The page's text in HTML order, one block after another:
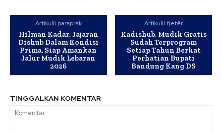
Artikulli paraprak
Hilman Kadar, Jajaran
Dishub Dalam Kondisi
Prima, Siap Amankan
Jalur Mudik Lebaran
2026
Artikulli tjetër
Kadishub, Mudik Gratis
Sudah Terprogram
Setiap Tahun Berkat
Perhatian Bupati
Bandung Kang DS
TINGGALKAN KOMENTAR